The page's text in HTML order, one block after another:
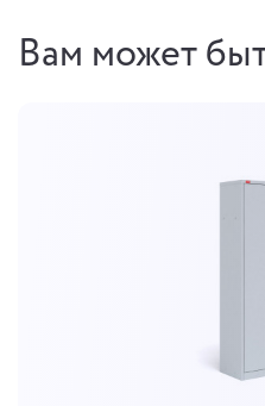
Вам может